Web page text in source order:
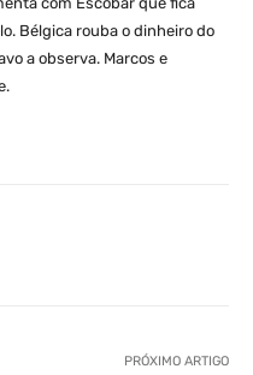
Bélgica rouba o dinheiro do
a observa. Marcos e
PRÓXIMO ARTIGO